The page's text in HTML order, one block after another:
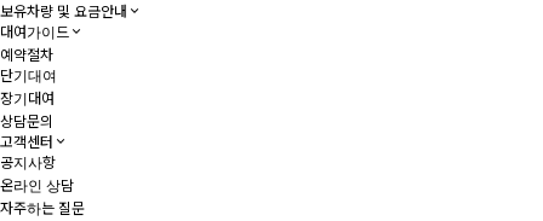
보유차량 및 요금안내
대여가이드
예약절차
단기대여
장기대여
상담문의
고객센터
공지사항
온라인 상담
자주하는 질문